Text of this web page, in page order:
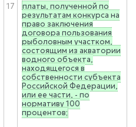
17
платы, полученной по
результатам конкурса на
право заключения
договора пользования
рыболовным участком,
состоящим из акватории
водного объекта,
находящегося в
собственности субъекта
Российской Федерации,
или ее части, - по
нормативу 100
процентов;